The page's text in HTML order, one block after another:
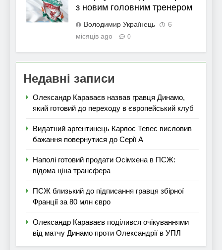
з новим головним тренером
Володимир Українець
6
місяців ago
0
Недавні записи
Олександр Караваєв назвав гравця Динамо,
який готовий до переходу в європейський клуб
Видатний аргентинець Карлос Тевес висловив
бажання повернутися до Серії А
Наполі готовий продати Осімхена в ПСЖ:
відома ціна трансфера
ПСЖ близький до підписання гравця збірної
Франції за 80 млн євро
Олександр Караваєв поділився очікуваннями
від матчу Динамо проти Олександрії в УПЛ